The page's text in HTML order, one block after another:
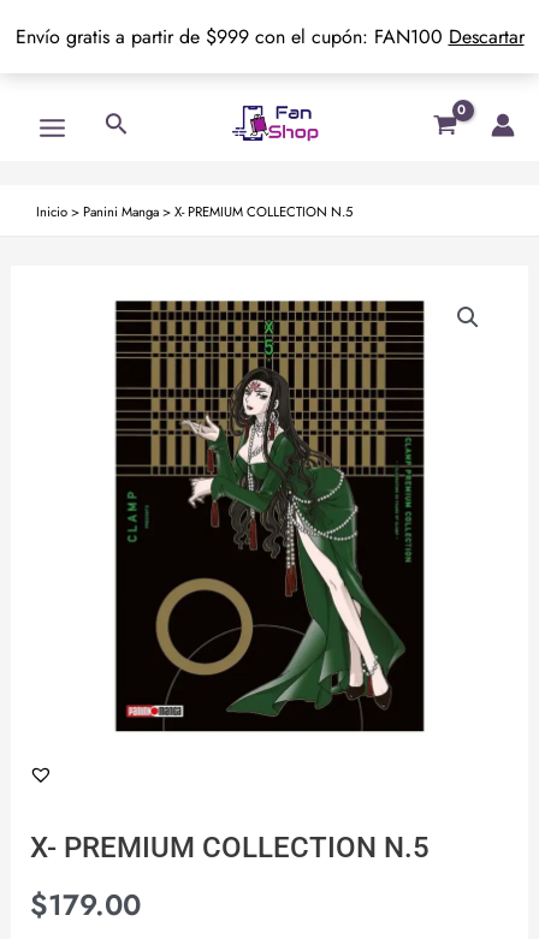
Envío gratis a partir de $999 con el cupón: FAN100 Descartar
Menu
Buscar
Inicio> Panini Manga>X- PREMIUM COLLECTION N.5
X- PREMIUM COLLECTION N.5
$179.00
COLLECTION